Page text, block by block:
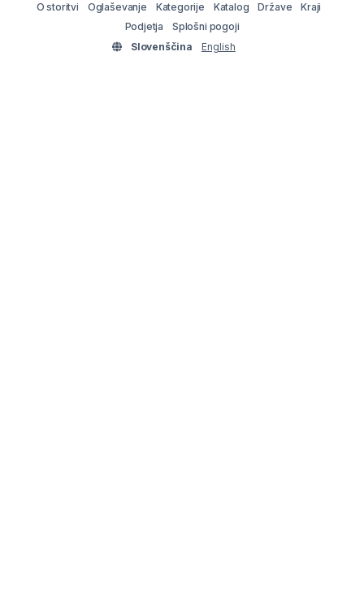
O storitvi
Oglaševanje Kategorije Katalog Države
Kraji
Podjetja
Splošni pogoji
Slovenščina
English